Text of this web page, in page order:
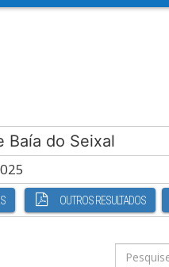
Baía do Seixal
OUTROS RESULTADOS